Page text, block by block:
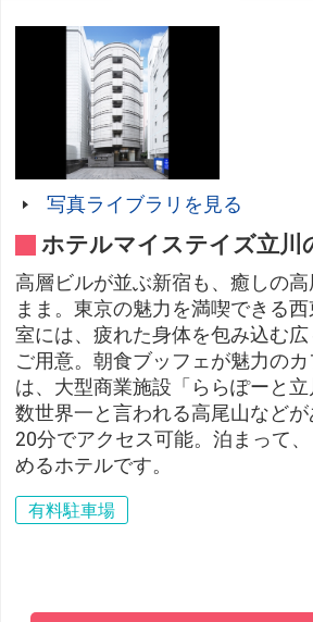
写真ライブラリを見る
ホテルマイステイズ立川
高層ビルが並ぶ新宿も、癒しの
まま。東京の魅力を満喫できる
室には、疲れた身体を包み込む
ご用意。朝食ブッフェが魅力の
は、大型商業施設「ららぽーと
数世界一と言われる高尾山など
20分でアクセス可能。泊まって
めるホテルです。
有料駐車場